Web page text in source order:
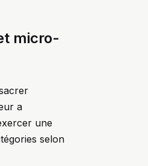
micro-
a
une
selon